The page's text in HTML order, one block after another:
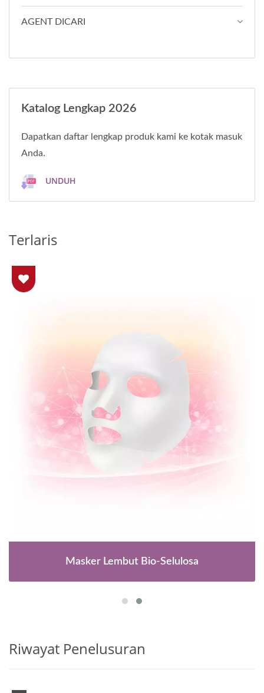
AGENT DICARI
Katalog Lengkap 2026
Dapatkan daftar lengkap produk kami ke kotak masuk
Anda.
UNDUH
Terlaris
Masker Lembut Bio-Selulosa
Riwayat Penelusuran